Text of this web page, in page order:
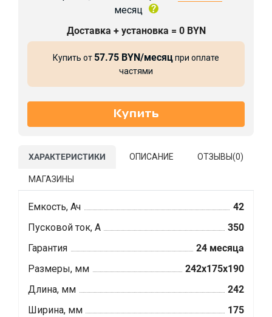
месяц
Доставка + установка = 0 BYN
Купить от 57.75 BYN/месяцпри оплате
частями
ХАРАКТЕРИСТИКИ ОПИСАНИЕ ОТЗЫВЫ(0)
МАГАЗИНЫ
Емкость, Ач
42
Пусковой ток, А
350
Гарантия
24 месяца
Размеры, мм
242x175x190
Длина, мм
242
Ширина, мм
175